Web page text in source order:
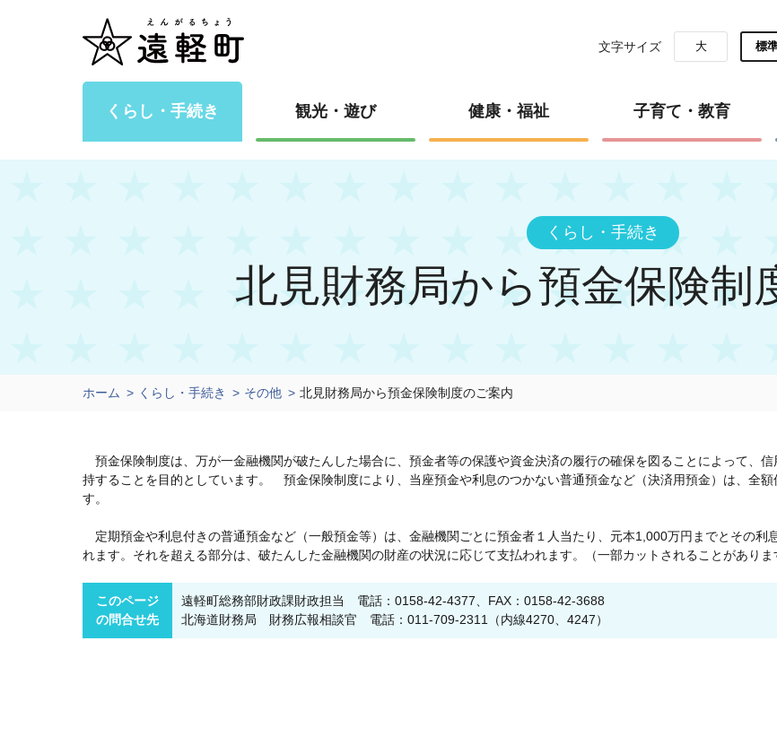
文字サイズ 大 標
くらし・手続き 観光・遊び 健康・福祉 子育て・教育
くらし・手続き
北見財務局から預金保険制
ホーム くらし・手続き その他 北見財務局から預金保険制度のご案内
預金保険制度は、万が一金融機関が破たんした場合に、預金者等の保護や資金決済の履行の確保を図ることによって、信
持することを目的としています。 預金保険制度により、当座預金や利息のつかない普通預金など（決済用預金）は、全額
す。
定期預金や利息付きの普通預金など（一般預金等）は、金融機関ごとに預金者１人当たり、元本1,000万円までとその利
れます。それを超える部分は、破たんした金融機関の財産の状況に応じて支払われます。（一部カットされることがありま
このページ
の問合せ先
遠軽町総務部財政課財政担当 電話：0158-42-4377、FAX：0158-42-3688
北海道財務局 財務広報相談官 電話：011-709-2311（内線4270、4247）